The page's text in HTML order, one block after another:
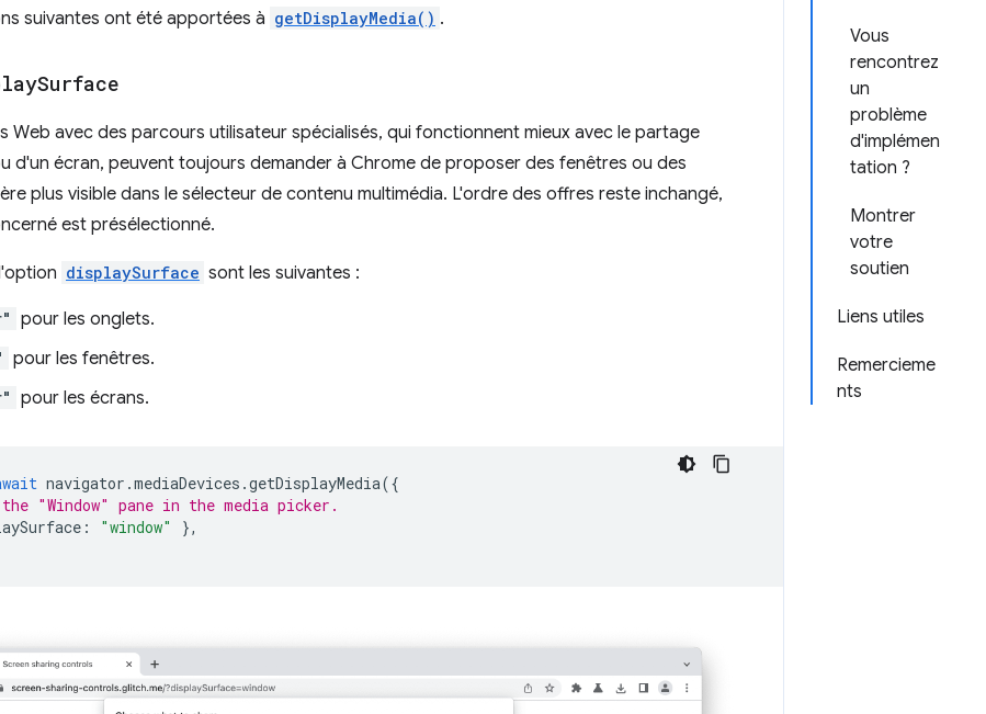
Vous
rencontrez
un
problème
d'implémen
tation ?
Montrer
votre
soutien
Liens utiles
Remercieme
nts
suivantes ont été apportées à getDisplayMedia() .
Surface
Web avec des parcours utilisateur spécialisés, qui fonctionnent mieux avec le partage
d'un écran, peuvent toujours demander à Chrome de proposer des fenêtres ou des
plus visible dans le sélecteur de contenu multimédia. L'ordre des offres reste inchangé,
est présélectionné.
displaySurface sont les suivantes :
pour les onglets.
pour les fenêtres.
pour les écrans.
navigator .mediaDevices .getDisplayMedia({
"Window" pane in the media picker.
: "window"
},